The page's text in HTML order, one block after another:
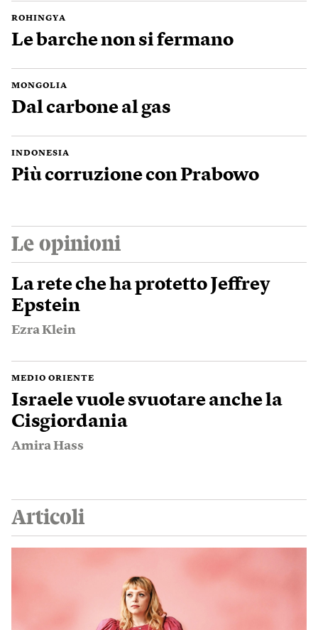
ROHINGYA
Le barche non si fermano
MONGOLIA
Dal carbone al gas
INDONESIA
Più corruzione con Prabowo
Le opinioni
La rete che ha protetto Jeffrey
Epstein
Ezra Klein
MEDIO ORIENTE
Israele vuole svuotare anche la
Cisgiordania
Amira Hass
Articoli